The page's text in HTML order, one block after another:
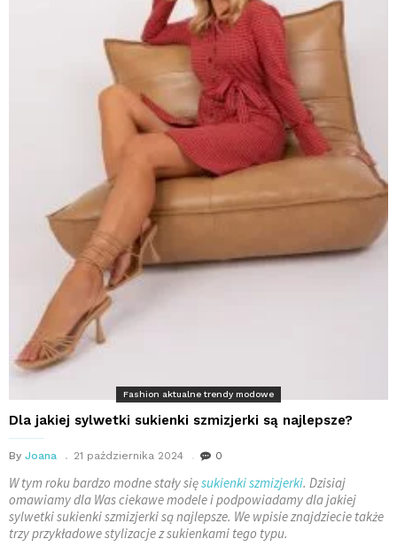
Fashion aktualne trendy modowe
Dla jakiej sylwetki sukienki szmizjerki są najlepsze?
By Joana 21 października 2024 0
W tym roku bardzo modne stały sięsukienki szmizjerki. Dzisiaj
omawiamy dla Was ciekawe modele i podpowiadamy dla jakiej
sylwetki sukienki szmizjerki są najlepsze. We wpisie znajdziecie także
trzy przykładowe stylizacje z sukienkami tego typu.